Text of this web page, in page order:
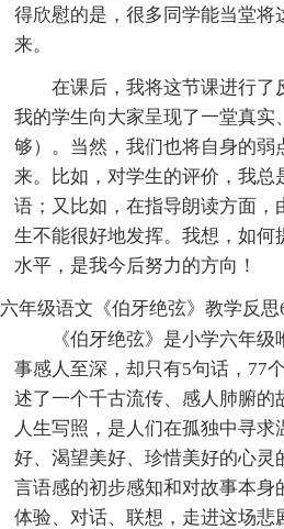
得欣慰的是，很多同学能当堂将
来。
在课后，我将这节课进行了
我的学生向大家呈现了一堂真实
够）。当然，我们也将自身的弱
来。比如，对学生的评价，我总
语；又比如，在指导朗读方面，
生不能很好地发挥。我想，如何
水平，是我今后努力的方向！
六年级语文《伯牙绝弦》教学反思
《伯牙绝弦》是小学六年
事感人至深，却只有5句话，77
述了一个千古流传、感人肺腑的
人生写照，是人们在孤独中寻
好、渴望美好、珍惜美好的心灵
言语感的初步感知和对故事本身
体验、对话、联想，走进这场悲